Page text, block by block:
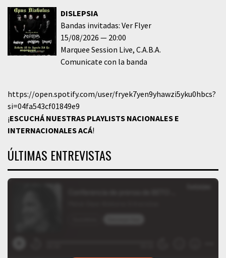
DISLEPSIA
Bandas invitadas: Ver Flyer
15/08/2026
20:00
Marquee Session Live C.A.B.A.
Comunicate con la banda
https://open.spotify.com/user/fryek7yen9yhawzi5yku0hbcs?
si=04fa543cf01849e9
¡ESCUCHÁ NUESTRAS PLAYLISTS NACIONALES E
INTERNACIONALESACÁ!
ÚLTIMAS ENTREVISTAS